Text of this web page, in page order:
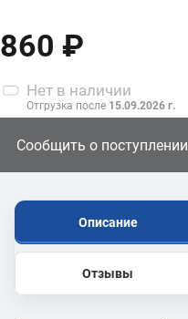
860 ₽
Нет в наличии
Отгрузка после 15.09.2026 г.
Сообщить о поступлении
Описание
Отзывы